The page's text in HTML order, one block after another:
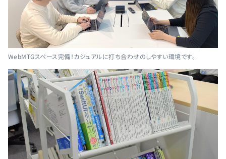
WebMTGスペース完備！カジュアルに打ち合わせのしやすい環境です。